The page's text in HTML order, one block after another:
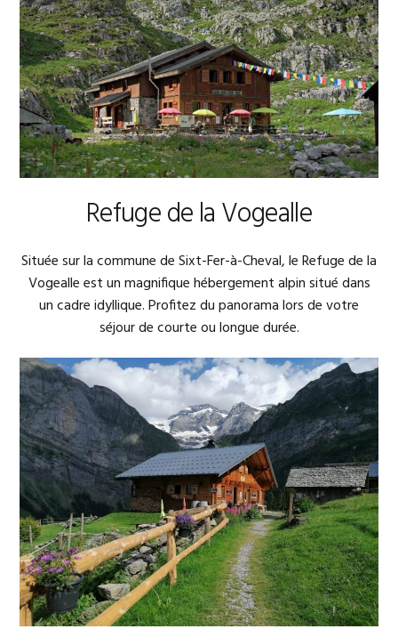
Refuge de la Vogealle
Située sur la commune de Sixt-Fer-à-Cheval, le Refuge de la
Vogealle est un magnifique hébergement alpin situé dans
un cadre idyllique. Profitez du panorama lors de votre
séjour de courte ou longue durée.